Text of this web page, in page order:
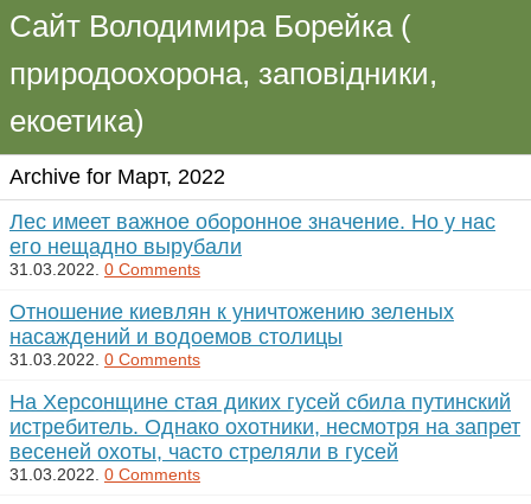
Сайт Володимира Борейка (
природоохорона, заповідники,
екоетика)
Archive for Март, 2022
Лес имеет важное оборонное значение. Но у нас
его нещадно вырубали
31.03.2022. 0 Comments
Отношение киевлян к уничтожению зеленых
насаждений и водоемов столицы
31.03.2022. 0 Comments
На Херсонщине стая диких гусей сбила путинский
истребитель. Однако охотники, несмотря на запрет
весеней охоты, часто стреляли в гусей
31.03.2022. 0 Comments